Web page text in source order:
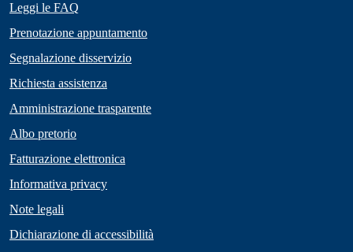
Leggi le FAQ
Prenotazione appuntamento
Segnalazione disservizio
Richiesta assistenza
Amministrazione trasparente
Albo pretorio
Fatturazione elettronica
Informativa privacy
Note legali
Dichiarazione di accessibilità